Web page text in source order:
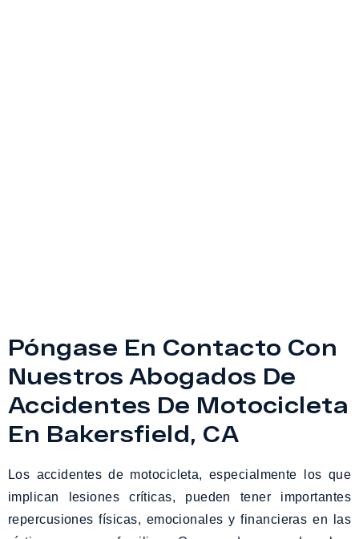
Póngase En Contacto Con
Nuestros Abogados De
Accidentes De Motocicleta
En Bakersfield, CA
Los accidentes de motocicleta, especialmente los que
implican lesiones críticas, pueden tener importantes
repercusiones físicas, emocionales y financieras en las